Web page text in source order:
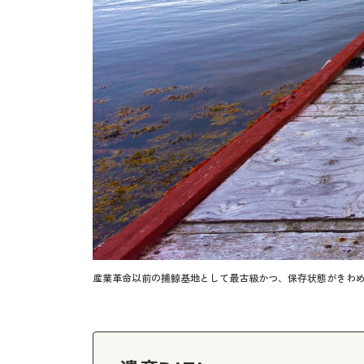
産業革命以前の捕鯨基地として最古級かつ、保存状態がきわ